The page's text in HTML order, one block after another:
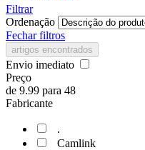
Filtrar
Ordenação
Fechar filtros
artigos encontrados
Envio imediato
Preço
de 9.99 para 48
Fabricante
.
Camlink